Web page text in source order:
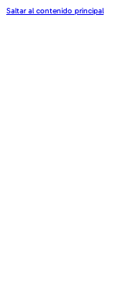
Saltar al contenido principal